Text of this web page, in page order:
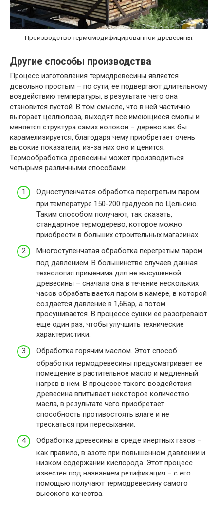
Производство термомодифицированной древесины.
Другие способы производства
Процесс изготовления термодревесины является
довольно простым – по сути, ее подвергают длительному
воздействию температуры, в результате чего она
становится пустой. В том смысле, что в ней частично
выгорает целлюлоза, выходят все имеющиеся смолы и
меняется структура самих волокон – дерево как бы
карамелизируется, благодаря чему приобретает очень
высокие показатели, из-за них оно и ценится.
Термообработка древесины может производиться
четырьмя различными способами.
Одноступенчатая обработка перегретым паром
при температуре 150-200 градусов по Цельсию.
Таким способом получают, так сказать,
стандартное термодерево, которое можно
приобрести в больших строительных магазинах.
Многоступенчатая обработка перегретым паром
под давлением. В большинстве случаев данная
технология применима для не высушенной
древесины – сначала она в течение нескольких
часов обрабатывается паром в камере, в которой
создается давление в 1,6Бар, а потом
просушивается. В процессе сушки ее разогревают
еще один раз, чтобы улучшить технические
характеристики.
Обработка горячим маслом. Этот способ
обработки термодревесины предусматривает ее
помещение в растительное масло и медленный
нагрев в нем. В процессе такого воздействия
древесина впитывает некоторое количество
масла, в результате чего приобретает
способность противостоять влаге и не
трескаться при пересыхании.
Обработка древесины в среде инертных газов –
как правило, в азоте при повышенном давлении и
низком содержании кислорода. Этот процесс
известен под названием ретификация – с его
помощью получают термодревесину самого
высокого качества.